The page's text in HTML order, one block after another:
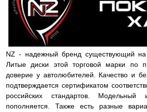
NZ - надежный бренд существующий
Литые диски этой торговой марки по
доверие у автолюбителей. Качество и
подтверждается сертификатом
российских стандартов.
пополняется. Также есть разные